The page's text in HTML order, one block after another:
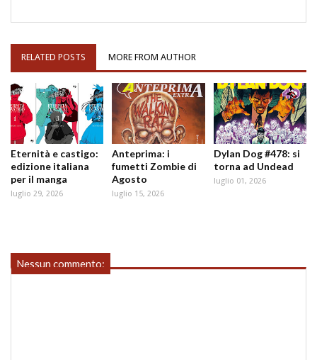
RELATED POSTS MORE FROM AUTHOR
Eternità e castigo:
edizione italiana
per il manga
luglio 29, 2026
Anteprima: i
fumetti Zombie di
Agosto
luglio 15, 2026
Dylan Dog #478: si
torna ad Undead
luglio 01, 2026
Nessun commento: